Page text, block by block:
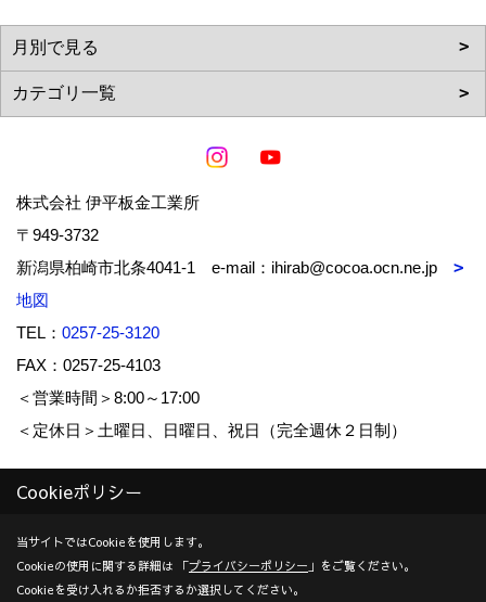
株式会社 伊平板金工業所
〒949-3732
新潟県柏崎市北条4041-1 e-mail：ihirab@cocoa.ocn.ne.jp
地図
TEL： 0257-25-3120
FAX：0257-25-4103
＜営業時間＞8:00～17:00
＜定休日＞土曜日、日曜日、祝日（完全週休２日制）
Reserved.
Produced byゴデスクリエイト
Cookieポリシー
当サイトではCookieを使用します。
Cookieの使用に関する詳細は 「プライバシーポリシー 」をご覧ください。
Cookieを受け入れるか拒否するか選択してください。